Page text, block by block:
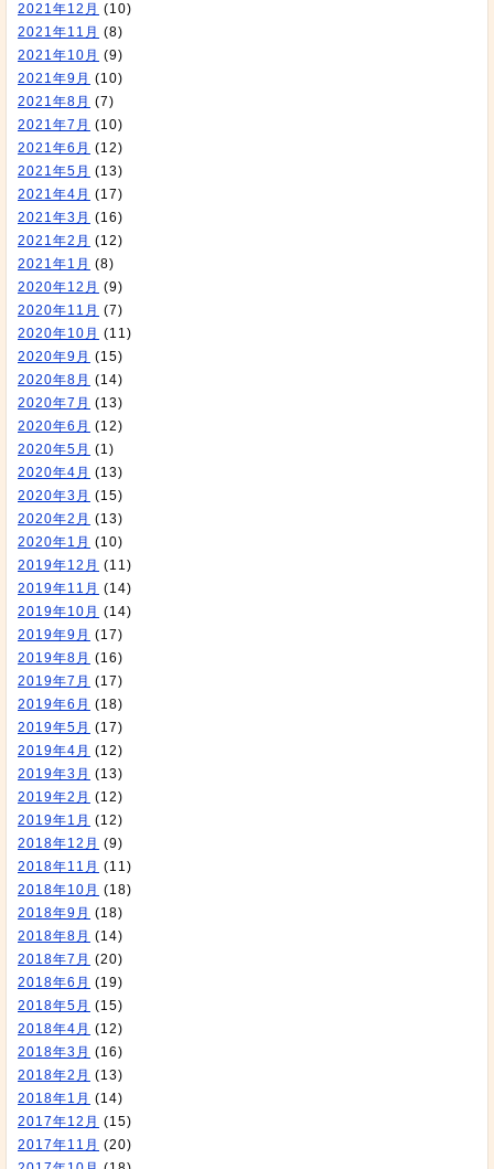
2021年12月 (10)
2021年11月 (8)
2021年10月 (9)
2021年9月 (10)
2021年8月 (7)
2021年7月 (10)
2021年6月 (12)
2021年5月 (13)
2021年4月 (17)
2021年3月 (16)
2021年2月 (12)
2021年1月 (8)
2020年12月 (9)
2020年11月 (7)
2020年10月 (11)
2020年9月 (15)
2020年8月 (14)
2020年7月 (13)
2020年6月 (12)
2020年5月 (1)
2020年4月 (13)
2020年3月 (15)
2020年2月 (13)
2020年1月 (10)
2019年12月 (11)
2019年11月 (14)
2019年10月 (14)
2019年9月 (17)
2019年8月 (16)
2019年7月 (17)
2019年6月 (18)
2019年5月 (17)
2019年4月 (12)
2019年3月 (13)
2019年2月 (12)
2019年1月 (12)
2018年12月 (9)
2018年11月 (11)
2018年10月 (18)
2018年9月 (18)
2018年8月 (14)
2018年7月 (20)
2018年6月 (19)
2018年5月 (15)
2018年4月 (12)
2018年3月 (16)
2018年2月 (13)
2018年1月 (14)
2017年12月 (15)
2017年11月 (20)